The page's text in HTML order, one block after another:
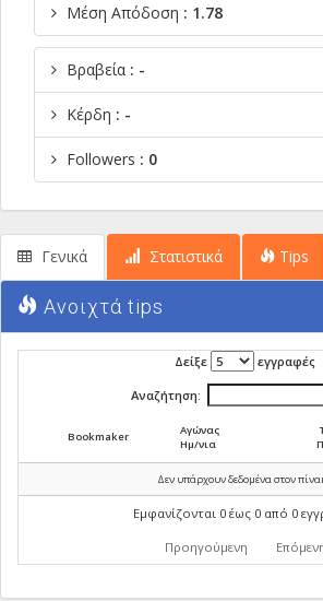
Μέση Απόδοση : 1.78
Βραβεία : -
Κέρδη : -
Followers : 0
Γενικά Στατιστικά Tips
Ανοιχτά tips
Δείξε εγγραφές
Αναζήτηση:
Bookmaker
Αγώνας
Ημ/νια
Δεν υπάρχουν δεδομένα στον
Εμφανίζονται 0 έως 0 από 0
Προηγούμενη